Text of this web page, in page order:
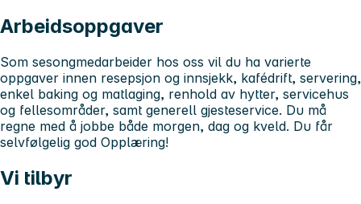
Arbeidsoppgaver
Som sesongmedarbeider hos oss vil du ha varierte
oppgaver innen resepsjon og innsjekk, kafédrift, servering,
enkel baking og matlaging, renhold av hytter, servicehus
og fellesområder, samt generell gjesteservice. Du må
regne med å jobbe både morgen, dag og kveld. Du får
selvfølgelig god Opplæring!
Vi tilbyr